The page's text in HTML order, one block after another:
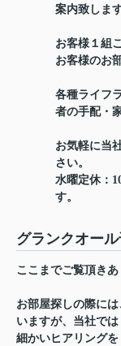
案内致します
お客様１組
お客様のお
各種ライフ
者の手配・
お気軽に当
さい。
水曜定休：
す。
グランクオー
ここまでご覧頂きあ
お部屋探しの際に
いますが、当社で
細かいヒアリング